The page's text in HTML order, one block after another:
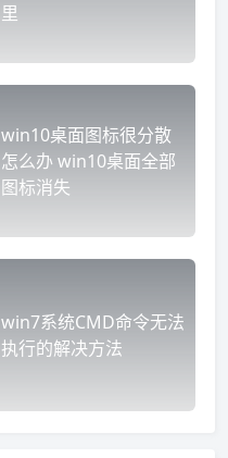
里
win10桌面图标很分散
怎么办 win10桌面全部
图标消失
win7系统CMD命令无法
执行的解决方法